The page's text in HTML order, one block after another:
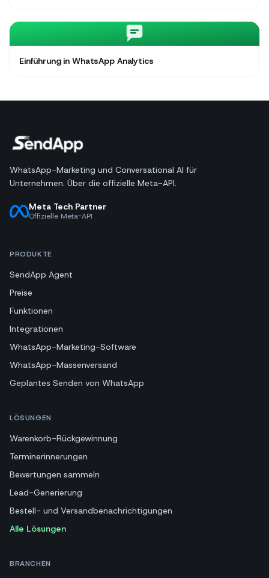
Einführung in WhatsApp Analytics
WhatsApp-Marketing und Conversational AI für
Unternehmen. Über die offizielle Meta-API.
Meta Tech Partner
Offizielle Meta-API
PRODUKTE
SendApp Agent
Preise
Funktionen
Integrationen
WhatsApp-Marketing-Software
WhatsApp-Massenversand
Geplantes Senden von WhatsApp
LÖSUNGEN
Warenkorb-Rückgewinnung
Terminerinnerungen
Bewertungen sammeln
Lead-Generierung
Bestell- und Versandbenachrichtigungen
Alle Lösungen
BRANCHEN